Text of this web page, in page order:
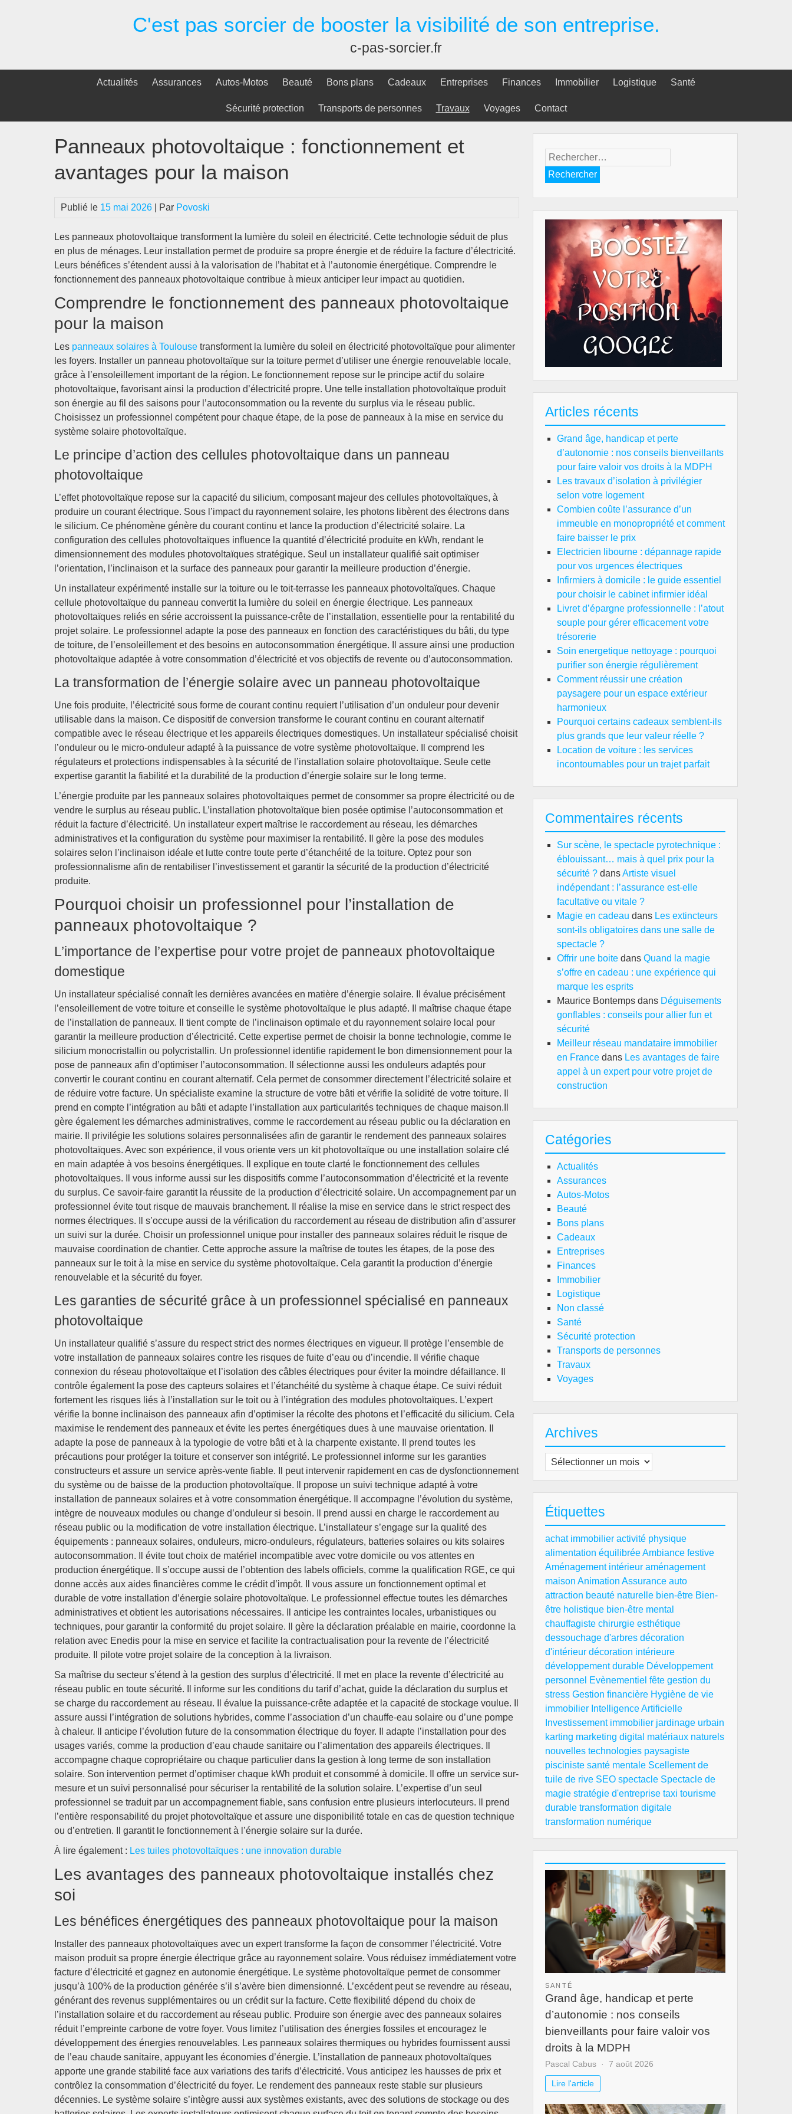
C'est pas sorcier de booster la visibilité de son entreprise.
c-pas-sorcier.fr
Actualités Assurances Autos-Motos Beauté Bons plans Cadeaux Entreprises Finances Immobilier Logistique Santé
Sécurité protection Transports de personnes Travaux Voyages Contact
Panneaux photovoltaique : fonctionnement et
avantages pour la maison
Publié le 15 mai 2026 | Par Povoski
Les panneaux photovoltaique transforment la lumière du soleil en électricité. Cette technologie séduit de plus
en plus de ménages. Leur installation permet de produire sa propre énergie et de réduire la facture d’électricité.
Leurs bénéfices s’étendent aussi à la valorisation de l’habitat et à l’autonomie énergétique. Comprendre le
fonctionnement des panneaux photovoltaique contribue à mieux anticiper leur impact au quotidien.
Comprendre le fonctionnement des panneaux photovoltaique
pour la maison
Les panneaux solaires à Toulouse transforment la lumière du soleil en électricité photovoltaïque pour alimenter
les foyers. Installer un panneau photovoltaïque sur la toiture permet d’utiliser une énergie renouvelable locale,
grâce à l’ensoleillement important de la région. Le fonctionnement repose sur le principe actif du solaire
photovoltaïque, favorisant ainsi la production d’électricité propre. Une telle installation photovoltaïque produit
son énergie au fil des saisons pour l’autoconsommation ou la revente du surplus via le réseau public.
Choisissez un professionnel compétent pour chaque étape, de la pose de panneaux à la mise en service du
système solaire photovoltaïque.
Le principe d’action des cellules photovoltaique dans un panneau
photovoltaique
L’effet photovoltaïque repose sur la capacité du silicium, composant majeur des cellules photovoltaïques, à
produire un courant électrique. Sous l’impact du rayonnement solaire, les photons libèrent des électrons dans
le silicium. Ce phénomène génère du courant continu et lance la production d’électricité solaire. La
configuration des cellules photovoltaïques influence la quantité d’électricité produite en kWh, rendant le
dimensionnement des modules photovoltaïques stratégique. Seul un installateur qualifié sait optimiser
l’orientation, l’inclinaison et la surface des panneaux pour garantir la meilleure production d’énergie.
Un installateur expérimenté installe sur la toiture ou le toit-terrasse les panneaux photovoltaïques. Chaque
cellule photovoltaïque du panneau convertit la lumière du soleil en énergie électrique. Les panneaux
photovoltaïques reliés en série accroissent la puissance-crête de l’installation, essentielle pour la rentabilité du
projet solaire. Le professionnel adapte la pose des panneaux en fonction des caractéristiques du bâti, du type
de toiture, de l’ensoleillement et des besoins en autoconsommation énergétique. Il assure ainsi une production
photovoltaïque adaptée à votre consommation d’électricité et vos objectifs de revente ou d’autoconsommation.
La transformation de l’énergie solaire avec un panneau photovoltaique
Une fois produite, l’électricité sous forme de courant continu requiert l’utilisation d’un onduleur pour devenir
utilisable dans la maison. Ce dispositif de conversion transforme le courant continu en courant alternatif
compatible avec le réseau électrique et les appareils électriques domestiques. Un installateur spécialisé choisit
l’onduleur ou le micro-onduleur adapté à la puissance de votre système photovoltaïque. Il comprend les
régulateurs et protections indispensables à la sécurité de l’installation solaire photovoltaïque. Seule cette
expertise garantit la fiabilité et la durabilité de la production d’énergie solaire sur le long terme.
L’énergie produite par les panneaux solaires photovoltaïques permet de consommer sa propre électricité ou de
vendre le surplus au réseau public. L’installation photovoltaïque bien posée optimise l’autoconsommation et
réduit la facture d’électricité. Un installateur expert maîtrise le raccordement au réseau, les démarches
administratives et la configuration du système pour maximiser la rentabilité. Il gère la pose des modules
solaires selon l’inclinaison idéale et lutte contre toute perte d’étanchéité de la toiture. Optez pour son
professionnalisme afin de rentabiliser l’investissement et garantir la sécurité de la production d’électricité
produite.
Pourquoi choisir un professionnel pour l’installation de
panneaux photovoltaique ?
L’importance de l’expertise pour votre projet de panneaux photovoltaique
domestique
Un installateur spécialisé connaît les dernières avancées en matière d’énergie solaire. Il évalue précisément
l’ensoleillement de votre toiture et conseille le système photovoltaïque le plus adapté. Il maîtrise chaque étape
de l’installation de panneaux. Il tient compte de l’inclinaison optimale et du rayonnement solaire local pour
garantir la meilleure production d’électricité. Cette expertise permet de choisir la bonne technologie, comme le
silicium monocristallin ou polycristallin. Un professionnel identifie rapidement le bon dimensionnement pour la
pose de panneaux afin d’optimiser l’autoconsommation. Il sélectionne aussi les onduleurs adaptés pour
convertir le courant continu en courant alternatif. Cela permet de consommer directement l’électricité solaire et
de réduire votre facture. Un spécialiste examine la structure de votre bâti et vérifie la solidité de votre toiture. Il
prend en compte l’intégration au bâti et adapte l’installation aux particularités techniques de chaque maison.Il
gère également les démarches administratives, comme le raccordement au réseau public ou la déclaration en
mairie. Il privilégie les solutions solaires personnalisées afin de garantir le rendement des panneaux solaires
photovoltaïques. Avec son expérience, il vous oriente vers un kit photovoltaïque ou une installation solaire clé
en main adaptée à vos besoins énergétiques. Il explique en toute clarté le fonctionnement des cellules
photovoltaïques. Il vous informe aussi sur les dispositifs comme l’autoconsommation d’électricité et la revente
du surplus. Ce savoir-faire garantit la réussite de la production d’électricité solaire. Un accompagnement par un
professionnel évite tout risque de mauvais branchement. Il réalise la mise en service dans le strict respect des
normes électriques. Il s’occupe aussi de la vérification du raccordement au réseau de distribution afin d’assurer
un suivi sur la durée. Choisir un professionnel unique pour installer des panneaux solaires réduit le risque de
mauvaise coordination de chantier. Cette approche assure la maîtrise de toutes les étapes, de la pose des
panneaux sur le toit à la mise en service du système photovoltaïque. Cela garantit la production d’énergie
renouvelable et la sécurité du foyer.
Les garanties de sécurité grâce à un professionnel spécialisé en panneaux
photovoltaique
Un installateur qualifié s’assure du respect strict des normes électriques en vigueur. Il protège l’ensemble de
votre installation de panneaux solaires contre les risques de fuite d’eau ou d’incendie. Il vérifie chaque
connexion du réseau photovoltaïque et l’isolation des câbles électriques pour éviter la moindre défaillance. Il
contrôle également la pose des capteurs solaires et l’étanchéité du système à chaque étape. Ce suivi réduit
fortement les risques liés à l’installation sur le toit ou à l’intégration des modules photovoltaïques. L’expert
vérifie la bonne inclinaison des panneaux afin d’optimiser la récolte des photons et l’efficacité du silicium. Cela
maximise le rendement des panneaux et évite les pertes énergétiques dues à une mauvaise orientation. Il
adapte la pose de panneaux à la typologie de votre bâti et à la charpente existante. Il prend toutes les
précautions pour protéger la toiture et conserver son intégrité. Le professionnel informe sur les garanties
constructeurs et assure un service après-vente fiable. Il peut intervenir rapidement en cas de dysfonctionnement
du système ou de baisse de la production photovoltaïque. Il propose un suivi technique adapté à votre
installation de panneaux solaires et à votre consommation énergétique. Il accompagne l’évolution du système,
intègre de nouveaux modules ou change d’onduleur si besoin. Il prend aussi en charge le raccordement au
réseau public ou la modification de votre installation électrique. L’installateur s’engage sur la qualité des
équipements : panneaux solaires, onduleurs, micro-onduleurs, régulateurs, batteries solaires ou kits solaires
autoconsommation. Il évite tout choix de matériel incompatible avec votre domicile ou vos attentes en
production énergétique. Il s’occupe aussi de l’obtention des labels officiels, comme la qualification RGE, ce qui
donne accès aux aides financières comme le crédit d’impôt. Il vous assure un fonctionnement optimal et
durable de votre installation d’énergie solaire photovoltaïque. Le professionnel effectue toutes les démarches
administratives et obtient les autorisations nécessaires. Il anticipe les contraintes locales, urbanistiques ou
techniques, pour garantir la conformité du projet solaire. Il gère la déclaration préalable en mairie, coordonne la
relation avec Enedis pour la mise en service et facilite la contractualisation pour la revente de l’électricité
produite. Il pilote votre projet solaire de la conception à la livraison.
Sa maîtrise du secteur s’étend à la gestion des surplus d’électricité. Il met en place la revente d’électricité au
réseau public en toute sécurité. Il informe sur les conditions du tarif d’achat, guide la déclaration du surplus et
se charge du raccordement au réseau. Il évalue la puissance-crête adaptée et la capacité de stockage voulue. Il
assure aussi l’intégration de solutions hybrides, comme l’association d’un chauffe-eau solaire ou d’une pompe
à chaleur. Il anticipe l’évolution future de la consommation électrique du foyer. Il adapte l’installation pour des
usages variés, comme la production d’eau chaude sanitaire ou l’alimentation des appareils électriques. Il
accompagne chaque copropriétaire ou chaque particulier dans la gestion à long terme de son installation
solaire. Son intervention permet d’optimiser chaque kWh produit et consommé à domicile. Il offre un service sur-
mesure et un suivi personnalisé pour sécuriser la rentabilité de la solution solaire. L’expertise d’un seul
professionnel se traduit par un accompagnement fiable, sans confusion entre plusieurs interlocuteurs. Il prend
l’entière responsabilité du projet photovoltaïque et assure une disponibilité totale en cas de question technique
ou d’entretien. Il garantit le fonctionnement à l’énergie solaire sur la durée.
À lire également : Les tuiles photovoltaïques : une innovation durable
Les avantages des panneaux photovoltaique installés chez
soi
Les bénéfices énergétiques des panneaux photovoltaique pour la maison
Installer des panneaux photovoltaïques avec un expert transforme la façon de consommer l’électricité. Votre
maison produit sa propre énergie électrique grâce au rayonnement solaire. Vous réduisez immédiatement votre
facture d’électricité et gagnez en autonomie énergétique. Le système photovoltaïque permet de consommer
jusqu’à 100% de la production générée s’il s’avère bien dimensionné. L’excédent peut se revendre au réseau,
générant des revenus supplémentaires ou un crédit sur la facture. Cette flexibilité dépend du choix de
l’installation solaire et du raccordement au réseau public. Produire son énergie avec des panneaux solaires
réduit l’empreinte carbone de votre foyer. Vous limitez l’utilisation des énergies fossiles et encouragez le
développement des énergies renouvelables. Les panneaux solaires thermiques ou hybrides fournissent aussi
de l’eau chaude sanitaire, appuyant les économies d’énergie. L’installation de panneaux photovoltaïques
apporte une grande stabilité face aux variations des tarifs d’électricité. Vous anticipez les hausses de prix et
contrôlez la consommation d’électricité du foyer. Le rendement des panneaux reste stable sur plusieurs
décennies. Le système solaire s’intègre aussi aux systèmes existants, avec des solutions de stockage ou des
Rechercher :
Articles récents
Grand âge, handicap et perte
d’autonomie : nos conseils bienveillants
pour faire valoir vos droits à la MDPH
Les travaux d’isolation à privilégier
selon votre logement
Combien coûte l’assurance d’un
immeuble en monopropriété et comment
faire baisser le prix
Electricien libourne : dépannage rapide
pour vos urgences électriques
Infirmiers à domicile : le guide essentiel
pour choisir le cabinet infirmier idéal
Livret d’épargne professionnelle : l’atout
souple pour gérer efficacement votre
trésorerie
Soin energetique nettoyage : pourquoi
purifier son énergie régulièrement
Comment réussir une création
paysagere pour un espace extérieur
harmonieux
Pourquoi certains cadeaux semblent-ils
plus grands que leur valeur réelle ?
Location de voiture : les services
incontournables pour un trajet parfait
Commentaires récents
Sur scène, le spectacle pyrotechnique :
éblouissant… mais à quel prix pour la
sécurité ? dansArtiste visuel
indépendant : l’assurance est-elle
facultative ou vitale ?
Magie en cadeau dans Les extincteurs
sont-ils obligatoires dans une salle de
spectacle ?
Offrir une boite dans Quand la magie
s’offre en cadeau : une expérience qui
marque les esprits
Maurice Bontemps dans Déguisements
gonflables : conseils pour allier fun et
sécurité
Meilleur réseau mandataire immobilier
en France dans Les avantages de faire
appel à un expert pour votre projet de
construction
Catégories
Actualités
Assurances
Autos-Motos
Beauté
Bons plans
Cadeaux
Entreprises
Finances
Immobilier
Logistique
Non classé
Santé
Sécurité protection
Transports de personnes
Travaux
Voyages
Archives
Archives
Étiquettes
achat immobilier activité physique
alimentation équilibréeAmbiance festive
Aménagement intérieur aménagement
maison Animation Assurance auto
attraction beauté naturelle bien-être Bien-
être holistique bien-être mental
chauffagiste chirurgie esthétique
dessouchage d'arbres décoration
d'intérieur décoration intérieure
développement durable Développement
personnel Evènementiel fête gestion du
stress Gestion financière Hygiène de vie
immobilier Intelligence Artificielle
Investissement immobilier jardinage urbain
karting marketing digital matériaux naturels
nouvelles technologies paysagiste
pisciniste santé mentale Scellement de
tuile de rive SEO spectacle Spectacle de
magie stratégie d'entreprise taxi tourisme
durable transformation digitale
transformation numérique
SANTÉ
Grand âge, handicap et perte
d’autonomie : nos conseils
bienveillants pour faire valoir vos
droits à la MDPH
Pascal Cabus 7 août 2026
Lire l'article